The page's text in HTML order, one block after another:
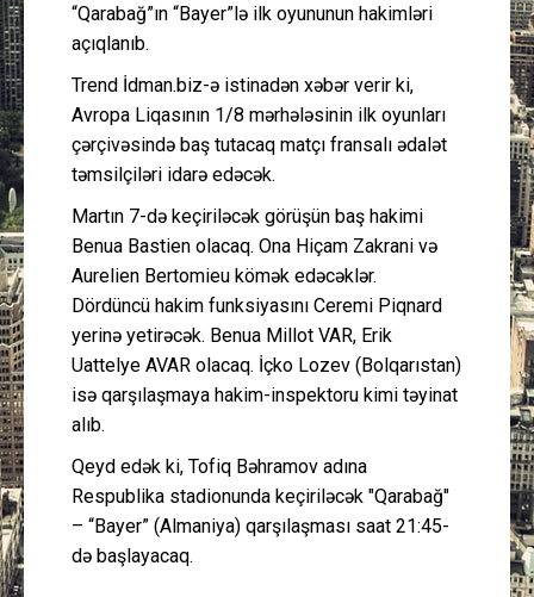
Gündəm
Cəmiyyət
Peşə etikası
“Qarabağ”ın “Bayer”lə ilk oyununun hakimləri
açıqlanıb.
Trend İdman.biz-ə istinadən xəbər verir ki,
Avropa Liqasının 1/8 mərhələsinin ilk oyunları
çərçivəsində baş tutacaq matçı fransalı ədalət
təmsilçiləri idarə edəcək.
Martın 7-də keçiriləcək görüşün baş hakimi
Benua Bastien olacaq. Ona Hiçam Zakrani və
Aurelien Bertomieu kömək edəcəklər.
Dördüncü hakim funksiyasını Ceremi Piqnard
yerinə yetirəcək. Benua Millot VAR, Erik
Uattelye AVAR olacaq. İçko Lozev (Bolqarıstan)
isə qarşılaşmaya hakim-inspektoru kimi təyinat
alıb.
Qeyd edək ki, Tofiq Bəhramov adına
Respublika stadionunda keçiriləcək "Qarabağ"
– “Bayer” (Almaniya) qarşılaşması saat 21:45-
də başlayacaq.